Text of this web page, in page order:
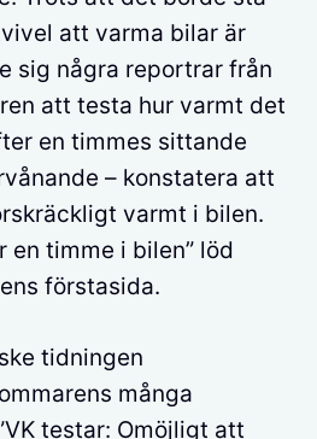
att varma bilar är
sig några reportrar från
att testa hur varmt det
en timmes sittande
– konstatera att
varmt i bilen.
en timme i bilen” löd
förstasida.
tidningen
många
testar: Omöjligt att